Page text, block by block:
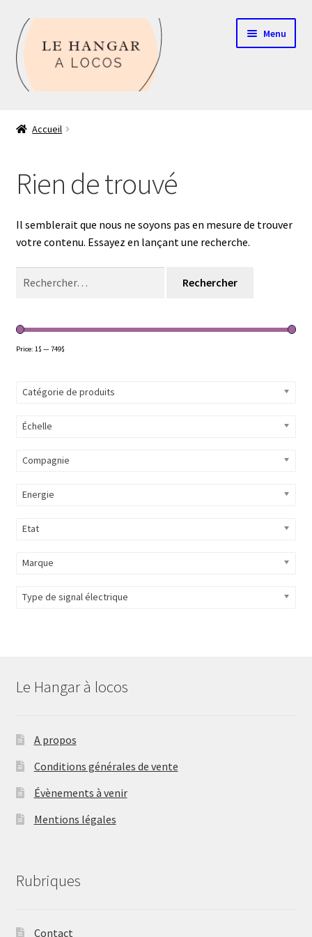
Aller
à
la
navigation
Aller
au
contenu
Menu
Mon compte
Echelle HO
Évènements à venir
Accueil
Rien de trouvé
Il semblerait que nous ne soyons pas en mesure de trouver
votre contenu. Essayez en lançant une recherche.
Price: 1$ —749$
Catégorie de produits
Échelle
Compagnie
Energie
Etat
Marque
Type de signal électrique
Le Hangar à locos
A propos
Conditions générales de vente
Évènements à venir
Mentions légales
Rubriques
Contact